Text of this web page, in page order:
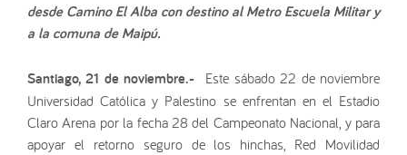
desde Camino El Alba con destino al Metro Escuela Militar y
a la comuna de Maipú.
Santiago, 21 de noviembre.-
Este sábado 22 de noviembre
Universidad Católica y Palestino se enfrentan en el Estadio
Claro Arena por la fecha 28 del Campeonato Nacional, y para
apoyar el retorno seguro de los hinchas, Red Movilidad